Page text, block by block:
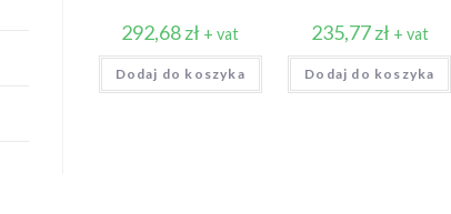
292,68zł + vat
Dodaj do koszyka
235,77zł + vat
Dodaj do koszyka